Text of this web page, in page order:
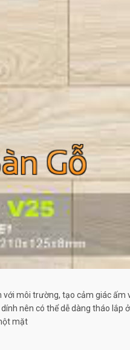
môi trường, tạo cảm giác
nên có thể dễ dàng tháo lắp
mặt